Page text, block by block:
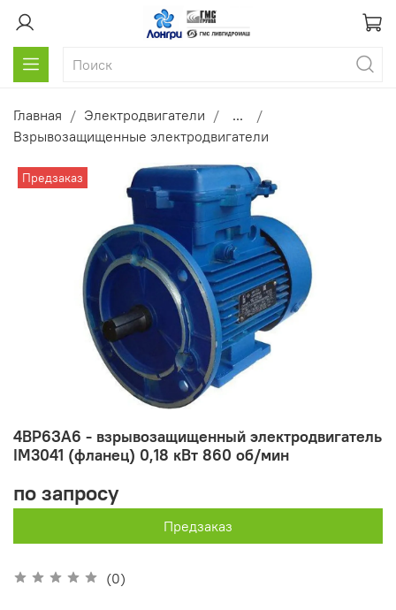
Главная Электродвигатели
...
Взрывозащищенные электродвигатели
Предзаказ
4ВР6ЗА6 - взрывозащищенный электродвигатель
IM3041 (фланец) 0,18 кВт 860 об/мин
(0)
по запросу
Предзаказ